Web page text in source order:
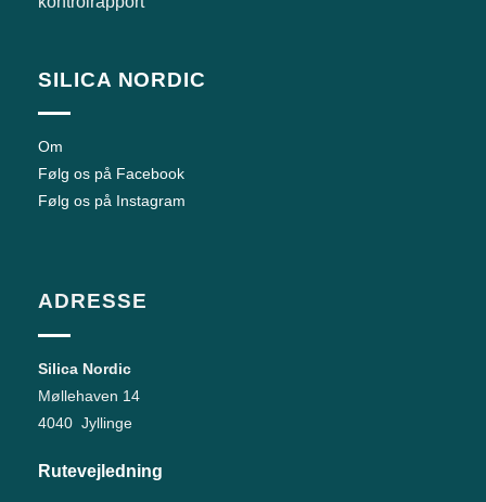
SILICA NORDIC
Om
Følg os på Facebook
Følg os på Instagram
ADRESSE
Silica Nordic
Møllehaven 14
4040 Jyllinge
Rutevejledning